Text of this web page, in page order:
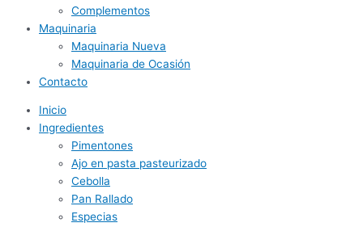
Complementos
Maquinaria
Maquinaria Nueva
Maquinaria de Ocasión
Contacto
Inicio
Ingredientes
Pimentones
Ajo en pasta pasteurizado
Cebolla
Pan Rallado
Especias